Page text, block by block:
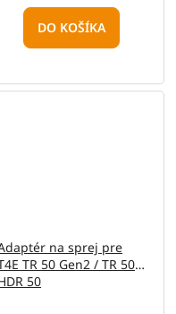
DO KOŠÍKA
na sprej pre
TR 50 Gen2 / TR 50 /
50